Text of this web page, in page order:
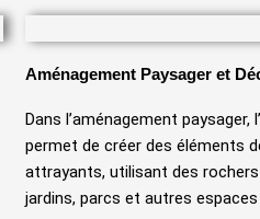
Aménagement Paysager et
Dans l’aménagement paysager,
permet de créer des éléments
attrayants, utilisant des
jardins, parcs et autres espaces